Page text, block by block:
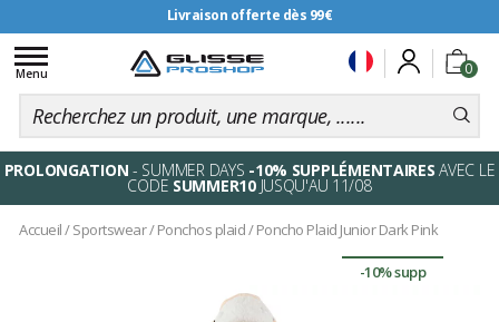
Livraison offerte dès 99€
0
Toggle
navigation
Menu
PROLONGATION - SUMMER DAYS -10% SUPPLÉMENTAIRES AVEC LE
CODE SUMMER10JUSQU'AU 11/08
Accueil/Sportswear/Ponchos plaid/Poncho Plaid Junior Dark Pink
-10% supp